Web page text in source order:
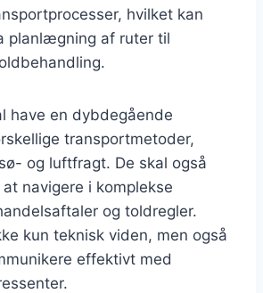
hvilket kan
planlægning af ruter til
have en dybdegående
transportmetoder,
og luftfragt. De skal også
navigere i komplekse
og toldregler.
kun teknisk viden, men også
effektivt med